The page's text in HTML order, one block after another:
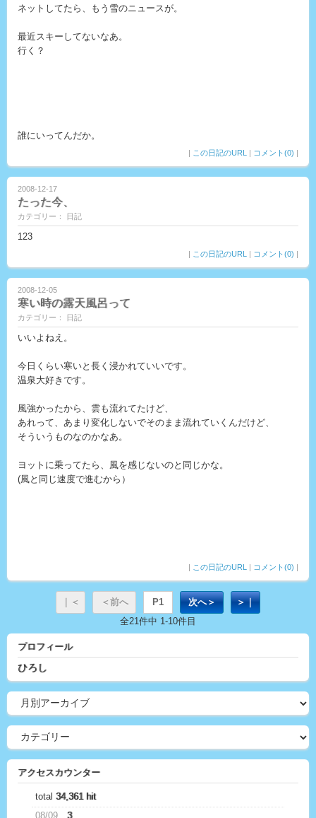
ネットしてたら、もう雪のニュースが。
最近スキーしてないなあ。
行く？
誰にいってんだか。
| この日記のURL | コメント(0) |
2008-12-17
たった今、
カテゴリー： 日記
123
| この日記のURL | コメント(0) |
2008-12-05
寒い時の露天風呂って
カテゴリー： 日記
いいよねえ。
今日くらい寒いと長く浸かれていいです。
温泉大好きです。
風強かったから、雲も流れてたけど、
あれって、あまり変化しないでそのまま流れていくんだけど、
そういうものなのかなあ。
ヨットに乗ってたら、風を感じないのと同じかな。
(風と同じ速度で進むから）
| この日記のURL | コメント(0) |
｜＜ ＜前へ P1 次へ＞
＞｜
全21件中 1-10件目
プロフィール
ひろし
アクセスカウンター
total 34,361 hit
08/09
3